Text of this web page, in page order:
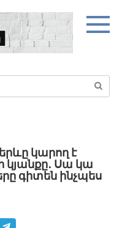
կարող է
կյանքը․ Սա կա
գիտեն ինչպես